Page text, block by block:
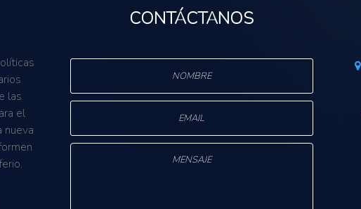
las
el
nueva
CONTÁCTANOS